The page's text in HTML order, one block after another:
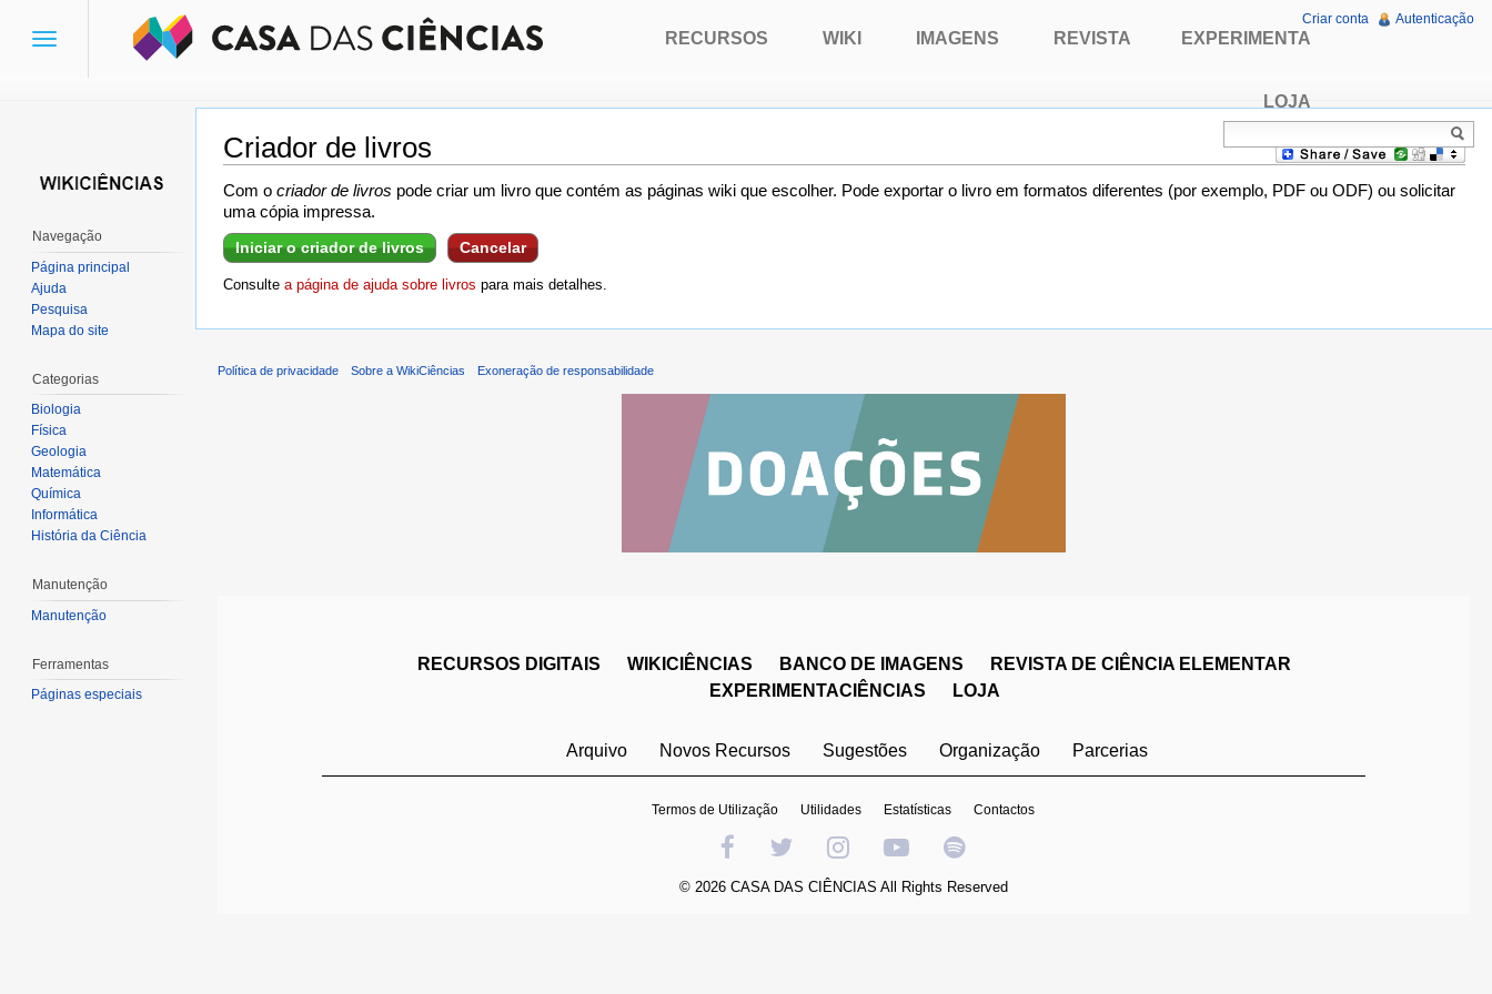
Criador de livros
Ir para:navegação,pesquisa
Com o criador de livros pode criar um livro que contém as páginas wiki que escolher. Pode exportar o livro em formatos diferentes (por exemplo, PDF ou ODF) ou solicitar
uma cópia impressa.
Iniciar o criador de livros Cancelar
Consulte a página de ajuda sobre livros para mais detalhes.
Toggle
RECURSOS WIKI IMAGENS REVISTA EXPERIMENTA
LOJA
Criar conta Autenticação
Navegação
Página principal
Ajuda
Pesquisa
Mapa do site
Categorias
Biologia
Física
Geologia
Matemática
Química
Informática
História da Ciência
Manutenção
Manutenção
Ferramentas
Páginas especiais
Política de privacidade Sobre a WikiCiências Exoneração de responsabilidade
RECURSOS DIGITAIS WIKICIÊNCIAS BANCO DE IMAGENS
REVISTA DE CIÊNCIA ELEMENTAR
EXPERIMENTACIÊNCIAS
LOJA
Arquivo Novos Recursos Sugestões Organização Parcerias
Termos de Utilização Utilidades Estatísticas Contactos
© 2026 CASA DAS CIÊNCIAS All Rights Reserved